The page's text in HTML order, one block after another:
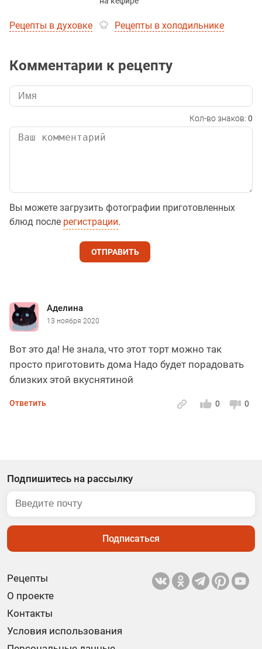
Рецепты в духовке Рецепты в холодильнике
Комментарии к рецепту
Кол-во знаков: 0
Вы можете загрузить фотографии приготовленных
блюд после регистрации.
ОТПРАВИТЬ
Аделина
13 ноября 2020
Вот это да! Не знала, что этот торт можно так
просто приготовить дома Надо будет порадовать
близких этой вкуснятиной
0
0
Ответить
Рецепты
О проекте
Контакты
Условия использования
Подпишитесь на рассылку
Подписаться